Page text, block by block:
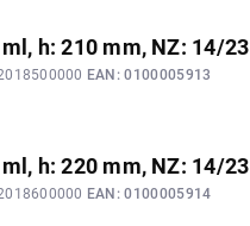
h: 210 mm, NZ: 14/23
EAN: 0100005913
h: 220 mm, NZ: 14/23
EAN: 0100005914